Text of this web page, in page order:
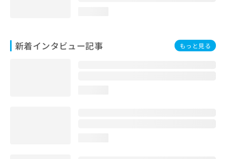
新着インタビュー記事 もっと見る